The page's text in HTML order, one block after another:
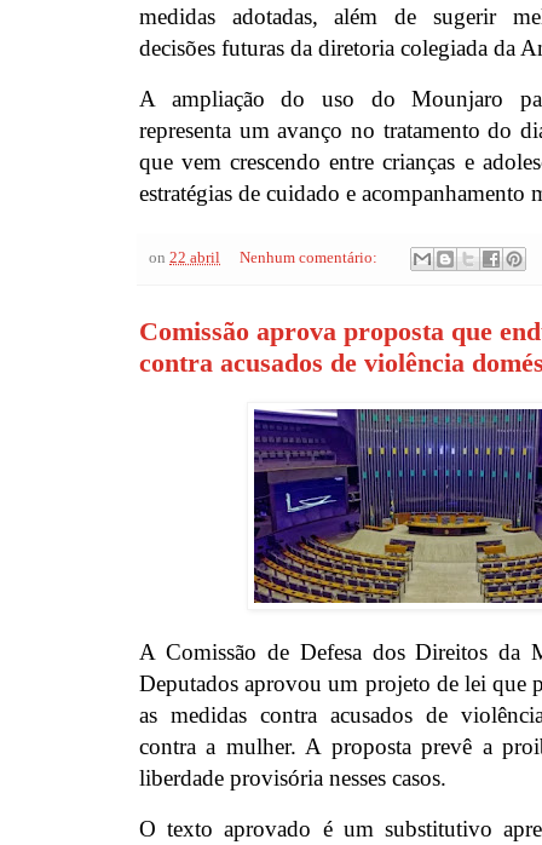
medidas adotadas, além de sugerir
decisões futuras da diretoria colegiada da
A ampliação do uso do Mounjaro
representa um avanço no tratamento do
que vem crescendo entre crianças e
estratégias de cuidado e acompanhamento
on 22 abril Nenhum comentário:
Comissão aprova proposta que
contra acusados de violência
A Comissão de Defesa dos Direitos da
Deputados aprovou um projeto de lei que
as medidas contra acusados de
contra a mulher. A proposta prevê a
liberdade provisória nesses casos.
O texto aprovado é um substitutivo